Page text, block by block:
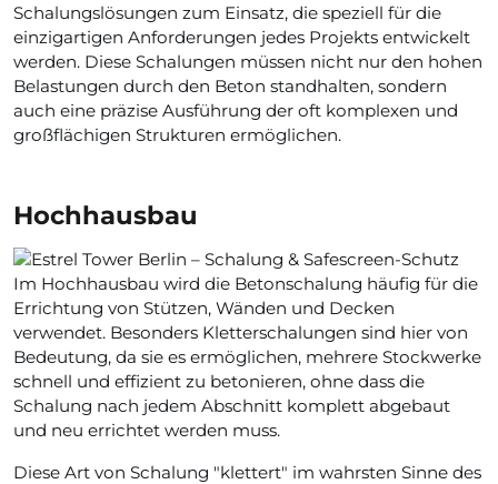
Schalungslösungen zum Einsatz, die speziell für die
einzigartigen Anforderungen jedes Projekts entwickelt
werden. Diese Schalungen müssen nicht nur den hohen
Belastungen durch den Beton standhalten, sondern
auch eine präzise Ausführung der oft komplexen und
großflächigen Strukturen ermöglichen.
Hochhausbau
Im Hochhausbau wird die Betonschalung häufig für die
Errichtung von Stützen, Wänden und Decken
verwendet. Besonders Kletterschalungen sind hier von
Bedeutung, da sie es ermöglichen, mehrere Stockwerke
schnell und effizient zu betonieren, ohne dass die
Schalung nach jedem Abschnitt komplett abgebaut
und neu errichtet werden muss.
Diese Art von Schalung "klettert" im wahrsten Sinne des